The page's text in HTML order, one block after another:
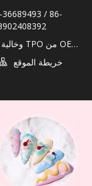
36689493 / 86-
خريطة الموقع